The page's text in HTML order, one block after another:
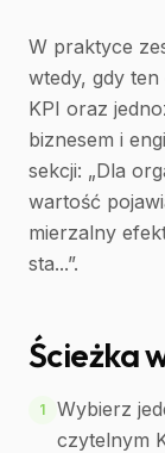
W praktyce
wtedy, gdy
KPI oraz
biznesem i
sekcji: „Dla
wartość
mierzalny
sta...”.
Ścieżka
1
Wybierz
czytelnym